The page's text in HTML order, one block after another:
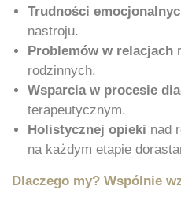
Trudności
nastroju.
Problemów w relacjach
rodzinnych.
Wsparcia w procesie
terapeutycznym.
Holistycznej opieki nad
na każdym etapie
Dlaczego my? Wspólnie